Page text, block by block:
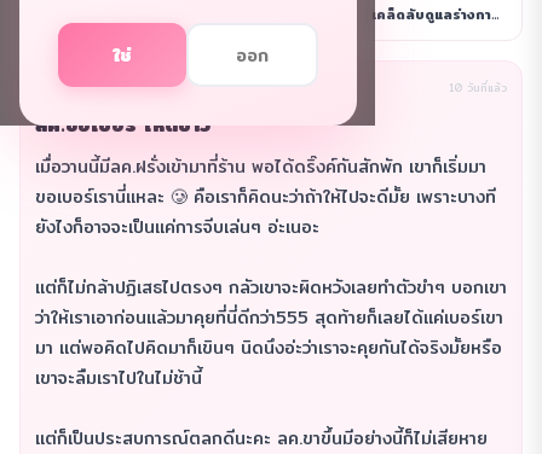
ใช่ ออก
เคล็ดลับดูแลร่างกาย ทำงานดึก
เรื่องงาน นิรนาม(ผู้เขียน) 10 วันที่แล้ว
ลค.ขอเบอร์ ให้ดีป่าว
เมื่อวานนี้มีลค.ฝรั่งเข้ามาที่ร้าน พอได้ดริ๊งค์กันสักพัก เขาก็เริ่มมา
ขอเบอร์เรานี่แหละ 🥲 คือเราก็คิดนะว่าถ้าให้ไปจะดีมั้ย เพราะบางที
ยังไงก็อาจจะเป็นแค่การจีบเล่นๆ อ่ะเนอะ
แต่ก็ไม่กล้าปฏิเสธไปตรงๆ กลัวเขาจะผิดหวังเลยทำตัวขำๆ บอกเขา
ว่าให้เราเอาก่อนแล้วมาคุยที่นี่ดีกว่า555 สุดท้ายก็เลยได้แค่เบอร์เขา
มา แต่พอคิดไปคิดมาก็เขินๆ นิดนึงอ่ะว่าเราจะคุยกันได้จริงมั้ยหรือ
เขาจะลืมเราไปในไม่ช้านี้
แต่ก็เป็นประสบการณ์ตลกดีนะคะ ลค.ขาขึ้นมีอย่างนี้ก็ไม่เสียหาย